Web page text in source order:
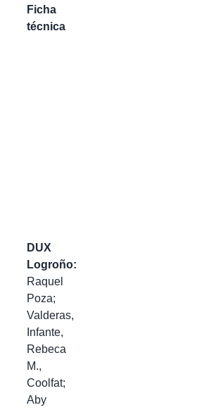
Ficha
técnica
DUX
Logroño:
Raquel
Poza;
Valderas,
Infante,
Rebeca
M.,
Coolfat;
Aby